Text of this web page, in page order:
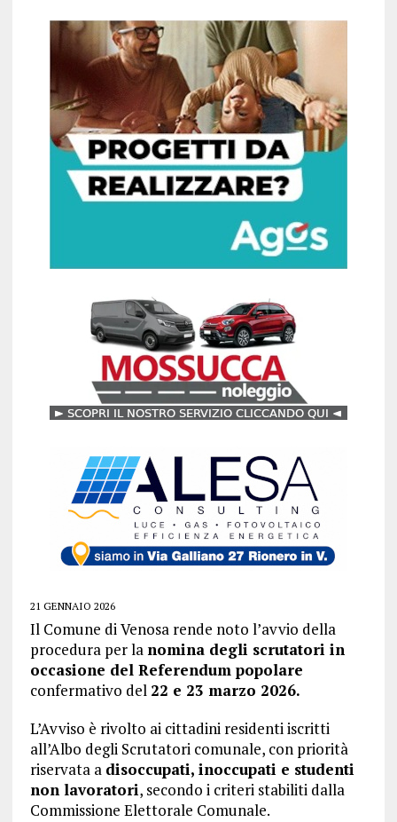
21 GENNAIO 2026
Il Comune di Venosa rende noto l’avvio della
procedura per la nomina degli scrutatori in
occasione del Referendum popolare
confermativo del 22 e 23 marzo 2026.
L’Avviso è rivolto ai cittadini residenti iscritti
all’Albo degli Scrutatori comunale, con priorità
riservata a disoccupati, inoccupati e studenti
non lavoratori, secondo i criteri stabiliti dalla
Commissione Elettorale Comunale.